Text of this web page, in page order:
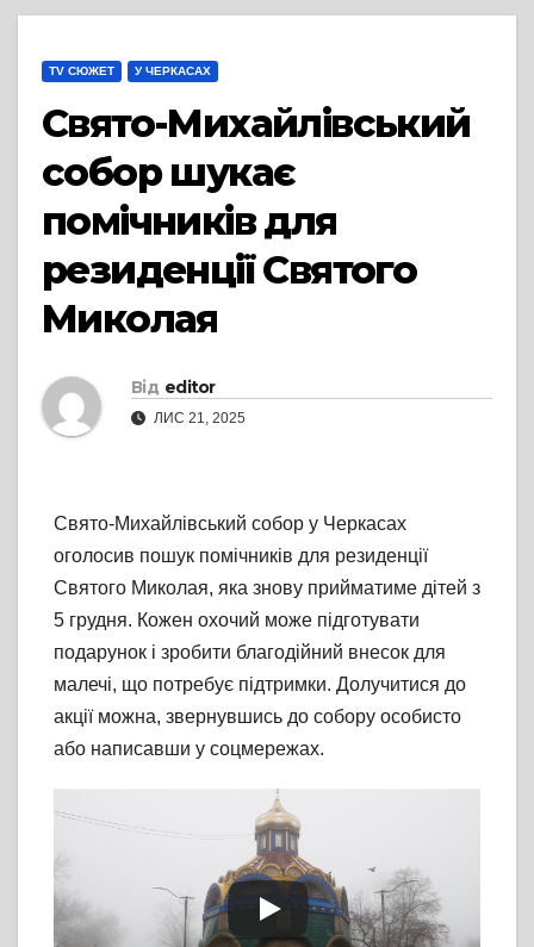
TV СЮЖЕТ У ЧЕРКАСАХ
Свято-Михайлівський
собор шукає
помічників для
резиденції Святого
Миколая
Від editor
ЛИС 21, 2025
Свято-Михайлівський собор у Черкасах
оголосив пошук помічників для резиденції
Святого Миколая, яка знову прийматиме дітей з
5 грудня. Кожен охочий може підготувати
подарунок і зробити благодійний внесок для
малечі, що потребує підтримки. Долучитися до
акції можна, звернувшись до собору особисто
або написавши у соцмережах.